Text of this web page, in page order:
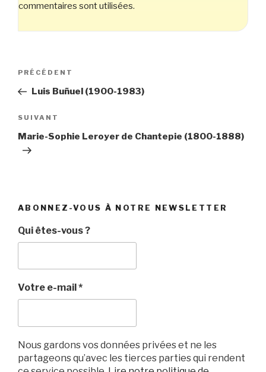
commentaires sont utilisées.
Navigation
l’article
Article
précédent
PRÉCÉDENT
Luis Buñuel (1900-1983)
Article
suivant
SUIVANT
Marie-Sophie Leroyer de Chantepie (1800-1888)
ABONNEZ-VOUS À NOTRE NEWSLETTER
Qui êtes-vous ?
Votre e-mail *
Nous gardons vos données privées et ne les
partageons qu’avec les tierces parties qui rendent